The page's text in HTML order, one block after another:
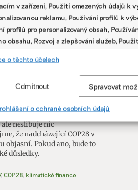
v zařízení, Použití omezených údajů k
reklamu, Používání profilů k
profilů pro personalizovaný obsah,
obsahu, Rozvoj a zlepšování služeb,
zdrojů údajů, Propojení různých
automaticky přenášených
poloze, Identifikace zařízení na
o těchto účelech
Odmítnout Spravovat
o ochraně osobních údajů
2024
by měla udělat
platit
COP27 v egyptském
nenabídla. Sice vznikl
Damage” k pokrytí škod
oteplováním ve zvláště
neslibuje nic
že nadcházející COP28 v
objasní. Pokud ano, bude to
důsledky.
, COP28 klimatické finance